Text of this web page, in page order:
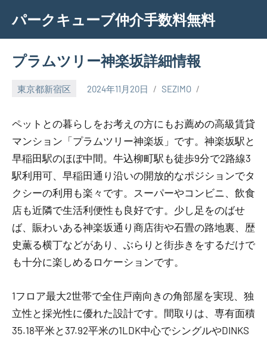
content
パークキューブ仲介手数料無料
プラムツリー神楽坂詳細情報
東京都新宿区 2024年11月20日 SEZIMO
ペットとの暮らしをお考えの方にもお薦めの高級賃貸
マンション「プラムツリー神楽坂」です。神楽坂駅と
早稲田駅のほぼ中間。牛込柳町駅も徒歩9分で2路線3
駅利用可、早稲田通り沿いの開放的なポジションでタ
クシーの利用も楽々です。スーパーやコンビニ、飲食
店も近隣で生活利便性も良好です。少し足をのばせ
ば、賑わいある神楽坂通り商店街や石畳の路地裏、歴
史薫る横丁などがあり、ぶらりと街歩きをするだけで
も十分に楽しめるロケーションです。
1フロア最大2世帯で全住戸南向きの角部屋を実現、独
立性と採光性に優れた設計です。間取りは、専有面積
35.18平米と37.92平米の1LDK中心でシングルやDINKS